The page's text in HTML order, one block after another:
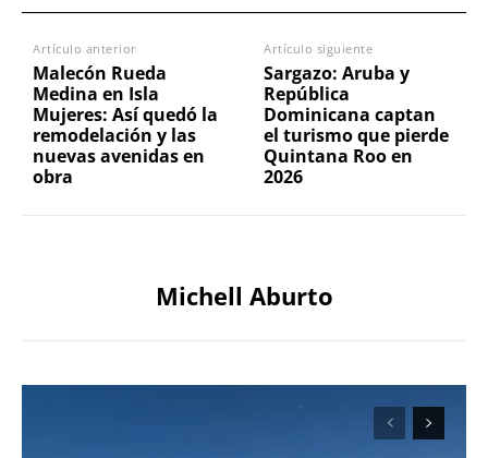
Artículo anterior
Malecón Rueda
Medina en Isla
Mujeres: Así quedó la
remodelación y las
nuevas avenidas en
obra
Artículo siguiente
Sargazo: Aruba y
República
Dominicana captan
el turismo que pierde
Quintana Roo en
2026
Michell Aburto